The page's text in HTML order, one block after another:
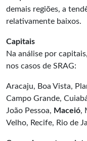
demais regiões, a
relativamente baixos.
Capitais
Na análise por
nos casos de SRAG:
Aracaju, Boa Vista,
Campo Grande,
João Pessoa, Maceió,
Velho, Recife, Rio de